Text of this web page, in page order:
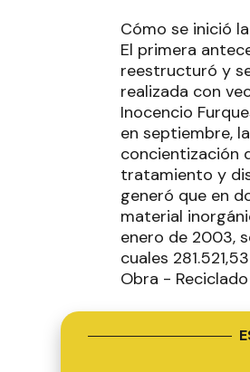
Cómo se inició
El primera
reestructuró y
realizada con
Inocencio
en septiembre,
concientización
tratamiento y
generó que en
material
enero de 2003,
cuales
Obra -